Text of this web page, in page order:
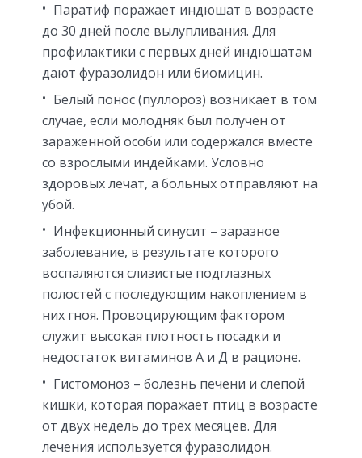
Паратиф поражает индюшат в возрасте
до 30 дней после вылупливания. Для
профилактики с первых дней индюшатам
дают фуразолидон или биомицин.
Белый понос (пуллороз) возникает в том
случае, если молодняк был получен от
зараженной особи или содержался вместе
со взрослыми индейками. Условно
здоровых лечат, а больных отправляют на
убой.
Инфекционный синусит – заразное
заболевание, в результате которого
воспаляются слизистые подглазных
полостей с последующим накоплением в
них гноя. Провоцирующим фактором
служит высокая плотность посадки и
недостаток витаминов А и Д в рационе.
Гистомоноз – болезнь печени и слепой
кишки, которая поражает птиц в возрасте
от двух недель до трех месяцев. Для
лечения используется фуразолидон.